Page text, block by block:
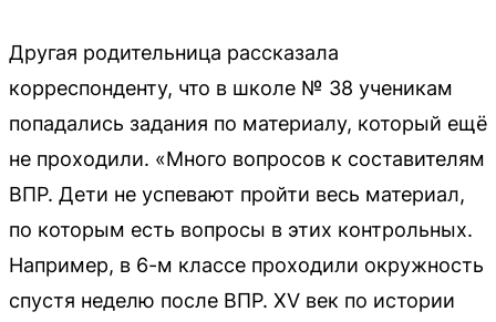
Другая родительница рассказала
корреспонденту, что в школе № 38 ученикам
попадались задания по материалу, который ещё
не проходили. «Много вопросов к составителям
ВПР. Дети не успевают пройти весь материал,
по которым есть вопросы в этих контрольных.
Например, в 6-м классе проходили окружность
спустя неделю после ВПР. XV век по истории